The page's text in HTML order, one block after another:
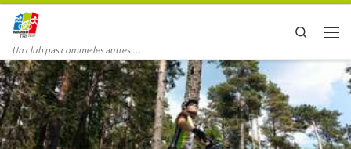
Un club pas comme les autres …
Search